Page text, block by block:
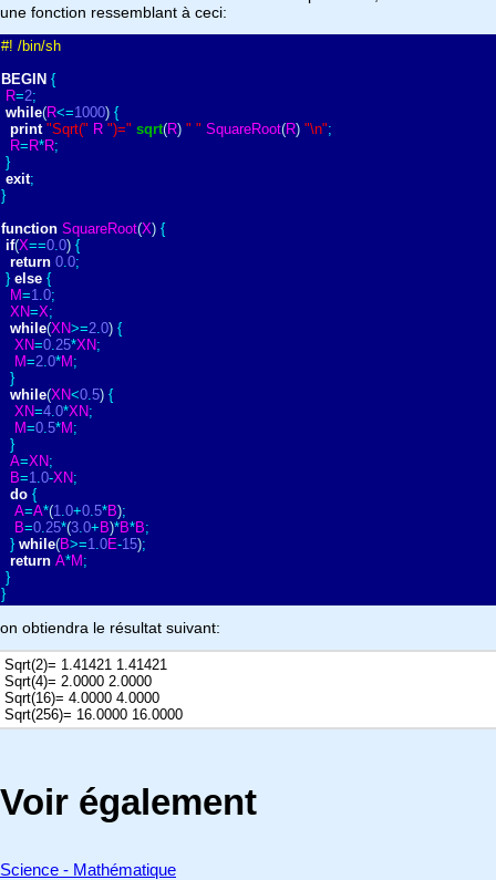
une fonction ressemblant à ceci:
#! /bin/sh
BEGIN {
R=2;
while(R<=1000) {
print "Sqrt(" R ")=" sqrt(R) " " SquareRoot(R) "\n";
R= R*R;
}
exit;
}
function SquareRoot(X) {
if(X==0.0) {
return 0.0;
} else {
M=1.0;
XN=X;
while(XN>=2.0) {
XN=0.25*XN;
M=2.0*M ;
}
while(XN<0.5) {
XN=4.0*XN;
M=0.5*M ;
}
A=XN;
B=1.0-XN;
do {
A=A*(1.0+0.5*B);
B=0.25*(3.0+ B)*B*B;
} while(B>=1.0E-15);
return A*M ;
}
}
on obtiendra le résultat suivant:
Sqrt(2)= 1.41421 1.41421
Sqrt(4)= 2.0000 2.0000
Sqrt(16)= 4.0000 4.0000
Sqrt(256)= 16.0000 16.0000
Voir également
Science - Mathématique